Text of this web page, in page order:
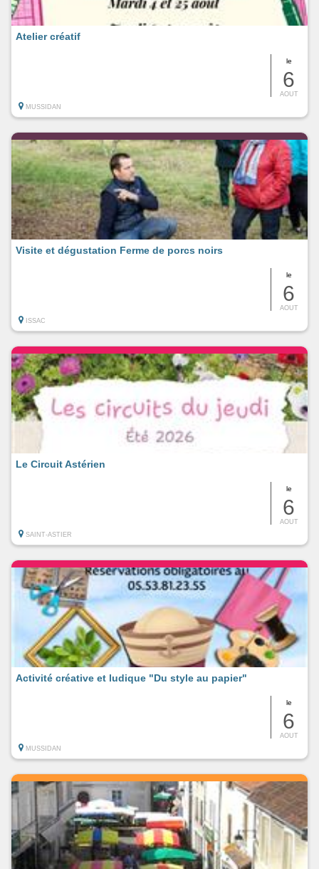
le
6
AOUT
Atelier créatif
MUSSIDAN
le
6
AOUT
Visite et dégustation Ferme de porcs noirs
ISSAC
le
6
AOUT
Le Circuit Astérien
SAINT-ASTIER
le
6
AOUT
Activité créative et ludique "Du style au papier"
MUSSIDAN